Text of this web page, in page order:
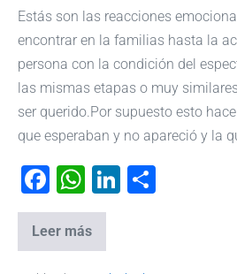
Estás son las reacciones
encontrar en la familias hasta la
persona con la condición del
las mismas etapas o muy
ser querido.Por supuesto esto
que esperaban y no apareció y la
F
a
c
W
h
at
Li
e
Leer más